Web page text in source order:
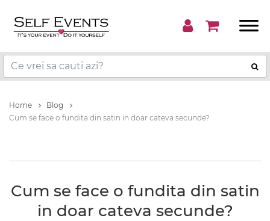
Home
Blog
Cum se face o fundita din satin in doar cateva secunde?
Cum se face o fundita din satin
in doar cateva secunde?